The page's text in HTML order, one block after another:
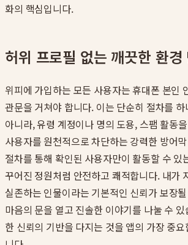
화의 핵심입니다.
허위 프로필 없는 깨끗한 환경
위피에 가입하는 모든 사용자는 휴대폰 본인
관문을 거쳐야 합니다. 이는 단순히 절차를
아니라, 유령 계정이나 명의 도용, 스팸 활동
사용자를 원천적으로 차단하는 강력한 방어
절차를 통해 확인된 사용자만이 활동할 수 있
꾸어진 정원처럼 안전하고 쾌적합니다. 내가
실존하는 인물이라는 기본적인 신뢰가 보장
마음의 문을 열고 진솔한 이야기를 나눌 수
한 신뢰의 기반을 다지는 것을 앱의 가장 중